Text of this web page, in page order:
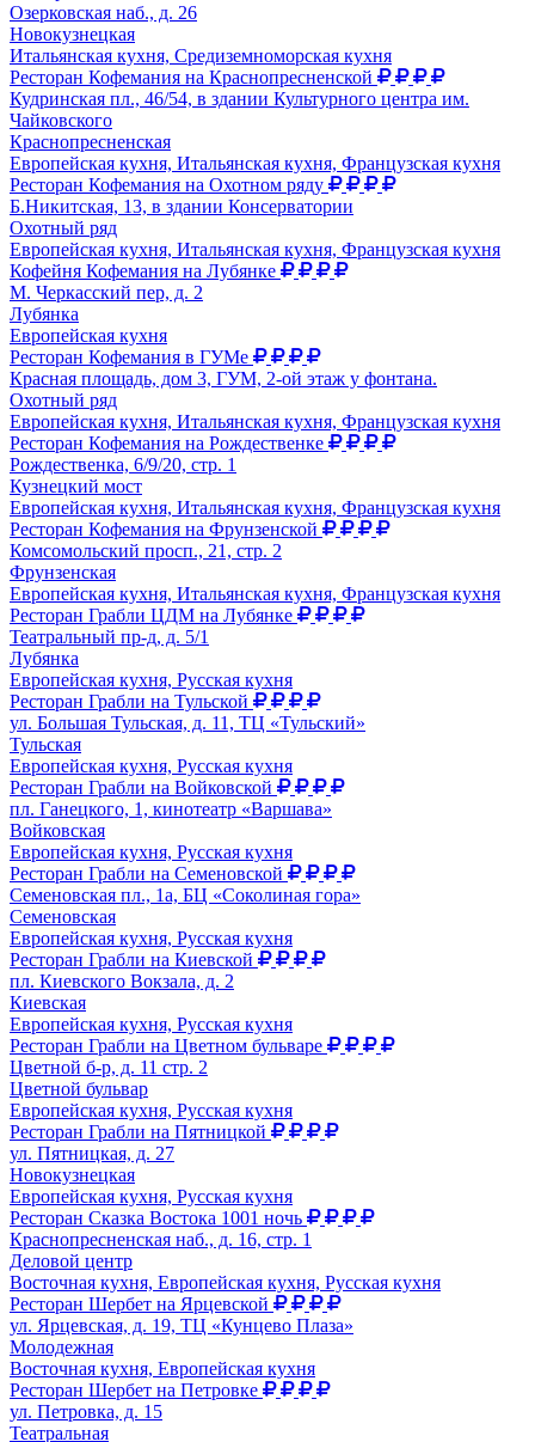
Озерковская наб., д. 26
Новокузнецкая
Итальянская кухня, Средиземноморская кухня
Ресторан Кофемания на Краснопресненской
Кудринская пл., 46/54, в здании Культурного центра им.
Чайковского
Краснопресненская
Европейская кухня, Итальянская кухня, Французская кухня
Ресторан Кофемания на Охотном ряду
Б.Никитская, 13, в здании Консерватории
Охотный ряд
Европейская кухня, Итальянская кухня, Французская кухня
Кофейня Кофемания на Лубянке
М. Черкасский пер, д. 2
Лубянка
Европейская кухня
Ресторан Кофемания в ГУМе
Красная площадь, дом 3, ГУМ, 2-ой этаж у фонтана.
Охотный ряд
Европейская кухня, Итальянская кухня, Французская кухня
Ресторан Кофемания на Рождественке
Рождественка, 6/9/20, стр. 1
Кузнецкий мост
Европейская кухня, Итальянская кухня, Французская кухня
Ресторан Кофемания на Фрунзенской
Комсомольский просп., 21, стр. 2
Фрунзенская
Европейская кухня, Итальянская кухня, Французская кухня
Ресторан Грабли ЦДМ на Лубянке
Театральный пр-д, д. 5/1
Лубянка
Европейская кухня, Русская кухня
Ресторан Грабли на Тульской
ул. Большая Тульская, д. 11, ТЦ «Тульский»
Тульская
Европейская кухня, Русская кухня
Ресторан Грабли на Войковской
пл. Ганецкого, 1, кинотеатр «Варшава»
Войковская
Европейская кухня, Русская кухня
Ресторан Грабли на Семеновской
Семеновская пл., 1а, БЦ «Соколиная гора»
Семеновская
Европейская кухня, Русская кухня
Ресторан Грабли на Киевской
пл. Киевского Вокзала, д. 2
Киевская
Европейская кухня, Русская кухня
Ресторан Грабли на Цветном бульваре
Цветной б-р, д. 11 стр. 2
Цветной бульвар
Европейская кухня, Русская кухня
Ресторан Грабли на Пятницкой
ул. Пятницкая, д. 27
Новокузнецкая
Европейская кухня, Русская кухня
Ресторан Сказка Востока 1001 ночь
Краснопресненская наб., д. 16, стр. 1
Деловой центр
Восточная кухня, Европейская кухня, Русская кухня
Ресторан Шербет на Ярцевской
ул. Ярцевская, д. 19, ТЦ «Кунцево Плаза»
Молодежная
Восточная кухня, Европейская кухня
Ресторан Шербет на Петровке
ул. Петровка, д. 15
Театральная